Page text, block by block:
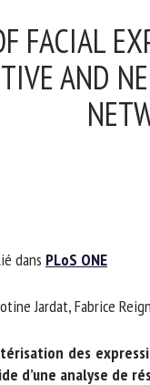
FACIAL
AND
dansPLoS ONE
Jardat, Fabrice
des
d’une analyse de